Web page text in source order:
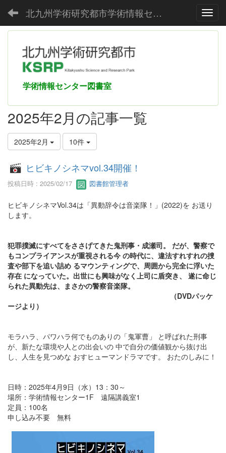
北九州学術研究都市学術情報センター
学術情報センター図書室
2025年2月の記事一覧
2025年2月 10件
ヒビキノシネマvol.34開催！
投稿日時 : 2025/02/17 図書館管理者
ヒビキノシネマVol.34は「異動辞令は音楽隊！」(2022)を お送り
します。
犯罪撲滅にすべてをささげてきた鬼刑事・成瀬司。 だが、警察で
もコンプライアンスが重視される今 の時代に、違法すれすれの捜
査や部下を追い詰め るマウンティングで、周囲から完全に浮いた
存在 になっていた。出世にも興味がなく上司に盾突き、 遂に命じ
られた異動先は、まさかの警察音楽隊。
（DVDパッケ
ージより）
モラハラ、パワハラ何でものありの「鬼軍曹」 と呼ばれた刑事
が、新たな環境や人との出会いの 中で自分の価値観から抜け出
し、人生を見つめな おすヒューマンドラマです。 おたのしみに！
日時：2025年4月9日（水）13：30～
場所：学術情報センター1F 遠隔講義室1
定員：100名
申し込み不要 無料